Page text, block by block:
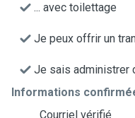
... avec toilettage
Je peux offrir un
Je sais administrer
Informations
Courriel vérifié